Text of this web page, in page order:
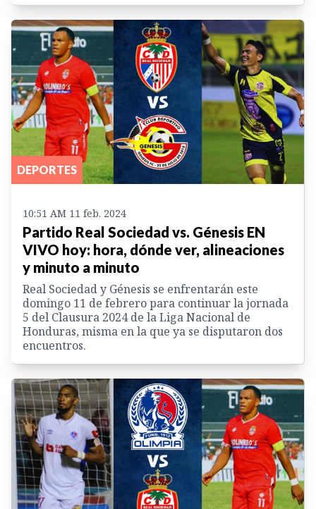
DEPORTES
10:51 AM 11 feb. 2024
Partido Real Sociedad vs. Génesis EN
VIVO hoy: hora, dónde ver, alineaciones
y minuto a minuto
Real Sociedad y Génesis se enfrentarán este
domingo 11 de febrero para continuar la jornada
5 del Clausura 2024 de la Liga Nacional de
Honduras, misma en la que ya se disputaron dos
encuentros.